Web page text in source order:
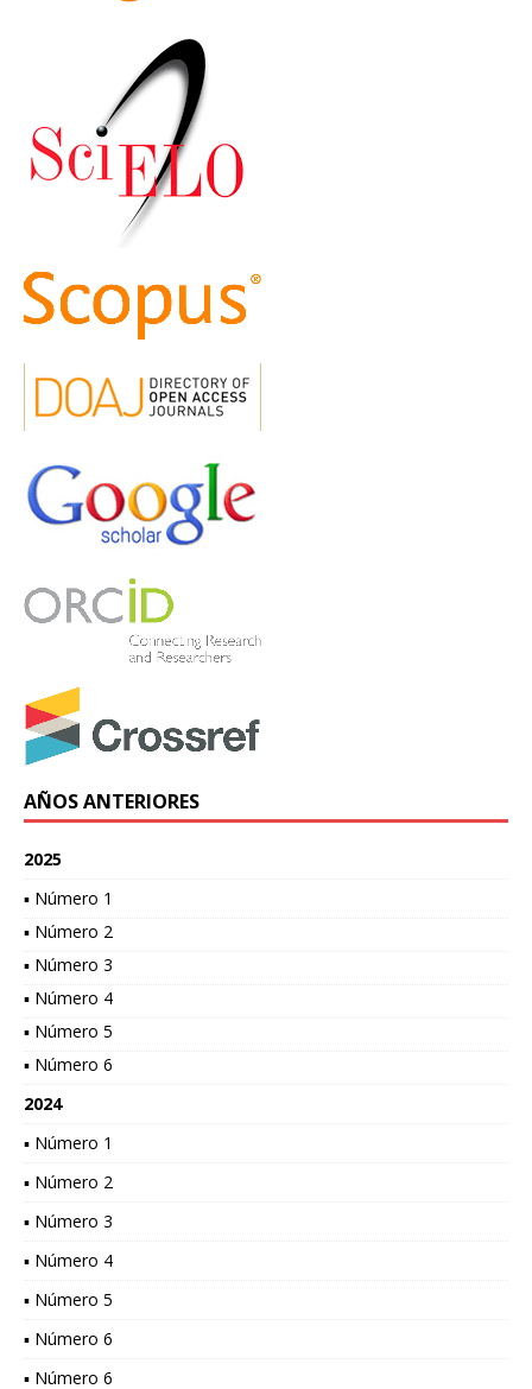
AÑOS ANTERIORES
2025
▪ Número 1
▪ Número 2
▪ Número 3
▪ Número 4
▪ Número 5
▪ Número 6
2024
▪ Número 1
▪ Número 2
▪ Número 3
▪ Número 4
▪ Número 5
▪ Número 6
▪ Número 6